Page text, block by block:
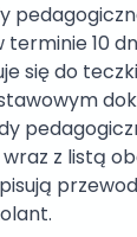
terminie 10
się do
z listą